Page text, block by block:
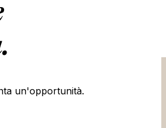
un'opportunità.